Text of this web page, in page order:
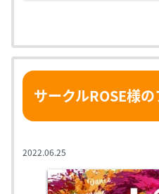
サークルROSE様
2022.06.25